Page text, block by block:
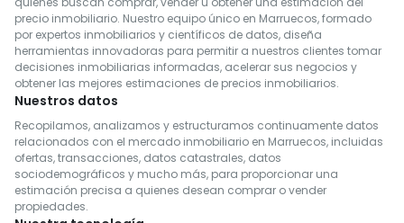
Bienes inmuebles en venta en M'Diq-Fnideq
Bienes inmuebles en venta en Khémisset
Bienes inmuebles en venta en Al Hoceima
Bienes inmuebles en venta en Settat
Bienes inmuebles en venta en Tinghir
Bienes inmuebles en venta en Tétouan
Bienes inmuebles en venta en Azilal
Bienes inmuebles en venta en Chefchaouen
Bienes inmuebles en venta en Tiznit
Bienes inmuebles en alquiler en Salé
Bienes inmuebles en alquiler en Berrechid
Bienes inmuebles en alquiler en Essaouira
Bienes inmuebles en alquiler en Médiouna
Bienes inmuebles en alquiler en Meknès
Bienes inmuebles en alquiler en Rehamna
Bienes inmuebles en alquiler en Inezgane- Ait Melloul
Bienes inmuebles en alquiler en M'Diq-Fnideq
precio inmobiliario. Nuestro equipo único en Marruecos, formado
por expertos inmobiliarios y científicos de datos, diseña
herramientas innovadoras para permitir a nuestros clientes tomar
decisiones inmobiliarias informadas, acelerar sus negocios y
obtener las mejores estimaciones de precios inmobiliarios.
Nuestros datos
Recopilamos, analizamos y estructuramos continuamente datos
relacionados con el mercado inmobiliario en Marruecos, incluidas
ofertas, transacciones, datos catastrales, datos
sociodemográficos y mucho más, para proporcionar una
estimación precisa a quienes desean comprar o vender
propiedades.